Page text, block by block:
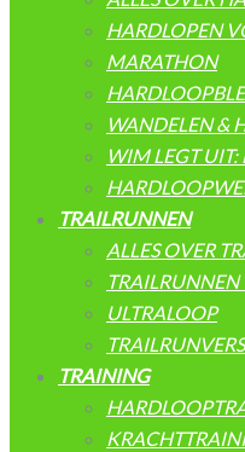
HARDLOPEN
MARATHON
WANDELEN &
WIM LEGT UIT:
TRAILRUNNEN
ALLES OVER
TRAILRUNNEN
ULTRALOOP
TRAINING